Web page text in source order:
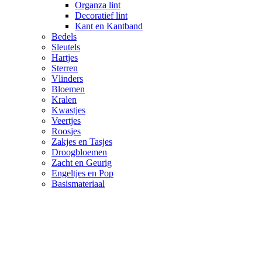
Organza lint
Decoratief lint
Kant en Kantband
Bedels
Sleutels
Hartjes
Sterren
Vlinders
Bloemen
Kralen
Kwastjes
Veertjes
Roosjes
Zakjes en Tasjes
Droogbloemen
Zacht en Geurig
Engeltjes en Pop
Basismateriaal